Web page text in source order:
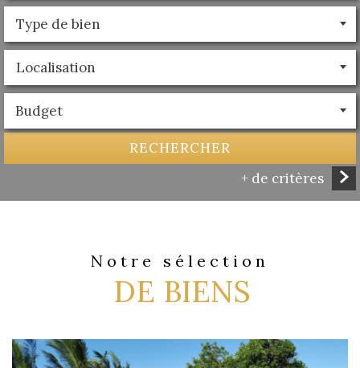
Budget
Critères supplémentaires
RECHERCHER
+ de critères
Notre sélection
DE BIENS